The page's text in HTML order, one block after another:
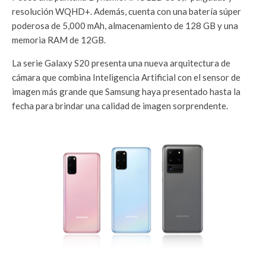
resolución WQHD+. Además, cuenta con una batería súper
poderosa de 5,000 mAh, almacenamiento de 128 GB y una
memoria RAM de 12GB.
La serie Galaxy S20 presenta una nueva arquitectura de
cámara que combina Inteligencia Artificial con el sensor de
imagen más grande que Samsung haya presentado hasta la
fecha para brindar una calidad de imagen sorprendente.